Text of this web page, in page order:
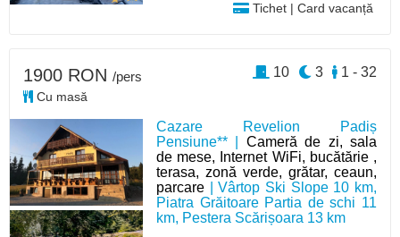
Tichet | Card vacanță
Cazare Revelion Padiș
Pensiune** | Cameră de zi, sala
de mese, Internet WiFi, bucătărie ,
terasa, zonă verde, grătar, ceaun,
parcare | Vârtop Ski Slope 10 km,
Piatra Grăitoare Partia de schi 11
km, Pestera Scărișoara 13 km
1900 RON /pers
Cu masă
1 - 32
3
10